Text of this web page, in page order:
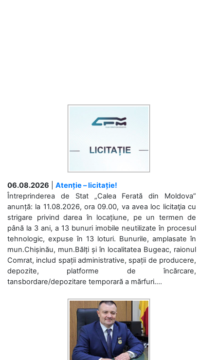
06.08.2026
Atenție – licitație!
Întreprinderea de Stat „Calea Ferată din Moldova”
anunță: la 11.08.2026, ora 09.00, va avea loc licitaţia cu
strigare privind darea în locațiune, pe un termen de
până la 3 ani, a 13 bunuri imobile neutilizate în procesul
tehnologic, expuse în 13 loturi. Bunurile, amplasate în
mun.Chișinău, mun.Bălți și în localitatea Bugeac, raionul
Comrat, includ spații administrative, spații de producere,
depozite, platforme de încărcare,
tansbordare/depozitare temporară a mărfuri....